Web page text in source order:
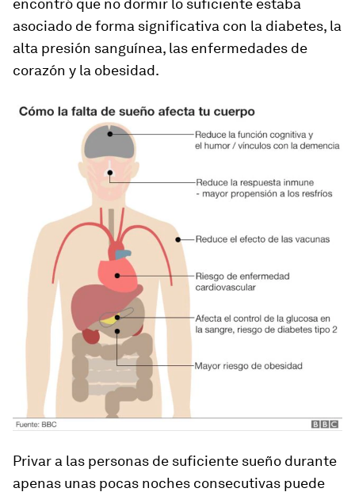
encontró que no dormir lo suficiente estaba
asociado de forma significativa con la diabetes, la
alta presión sanguínea, las enfermedades de
corazón y la obesidad.
Privar a las personas de suficiente sueño durante
apenas unas pocas noches consecutivas puede